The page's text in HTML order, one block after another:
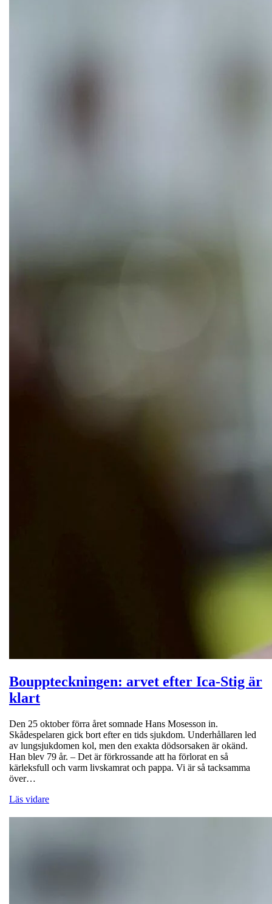
Bouppteckningen: arvet efter Ica-Stig är
klart
Den 25 oktober förra året somnade Hans Mosesson in.
Skådespelaren gick bort efter en tids sjukdom. Underhållaren led
av lungsjukdomen kol, men den exakta dödsorsaken är okänd.
Han blev 79 år. – Det är förkrossande att ha förlorat en så
kärleksfull och varm livskamrat och pappa. Vi är så tacksamma
över…
Läs vidare